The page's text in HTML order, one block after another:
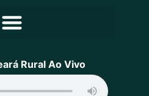
Rural Ao Vivo